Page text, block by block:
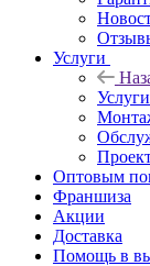
Услуги
Услуги
Оптовым
Франшиза
Акции
Доставка
Помощь в